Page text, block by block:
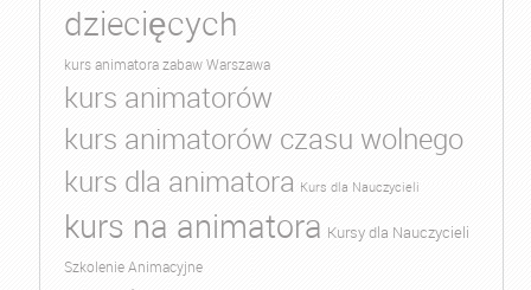
dziecięcych
kurs animatora zabaw Warszawa
kurs animatorów
kurs animatorów czasu wolnego
kurs dla animatora Kurs dla Nauczycieli
kurs na animatora Kursy dla Nauczycieli
Szkolenie Animacyjne